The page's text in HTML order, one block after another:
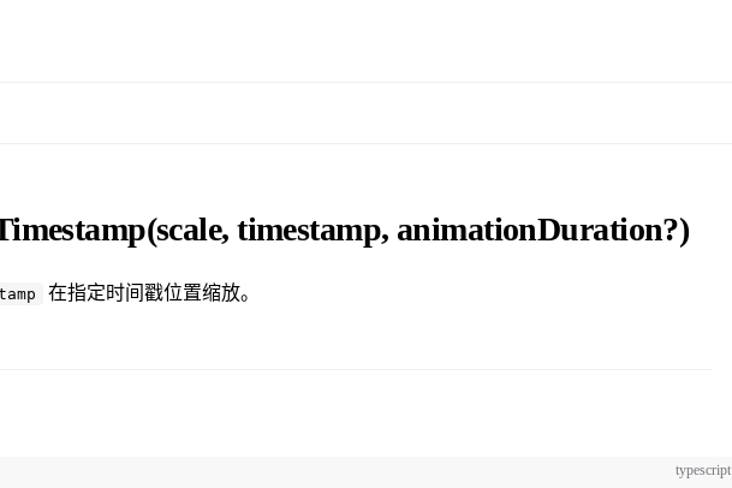
timestamp, animationDuration?)
在指定时间戳位置缩放。
typescript